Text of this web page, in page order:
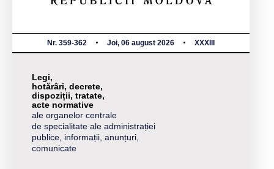
Nr. 359-362 Joi, 06 august 2026 XXXIII
Legi,
hotărâri, decrete,
dispoziții, tratate,
acte normative
ale organelor centrale
de specialitate ale administrației
publice, informații, anunțuri,
comunicate